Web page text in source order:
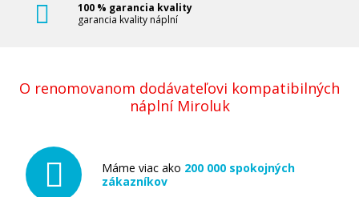
Pridať do košíka
Tlačová struna PLA pre 3D tlačiarne, 3
mm, 1 kg, ružová
100 % garancia kvality
garancia kvality náplní
O renomovanom dodávateľovi kompatibilných
náplní Miroluk
Máme viac ako 200 000 spokojných
zákazníkov